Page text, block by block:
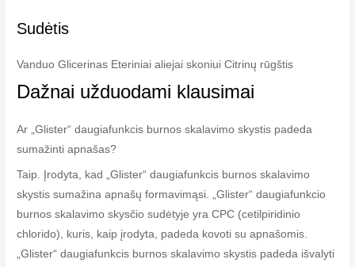
Sudėtis
Vanduo Glicerinas Eteriniai aliejai skoniui Citrinų rūgštis
Dažnai užduodami klausimai
Ar „Glister“ daugiafunkcis burnos skalavimo skystis padeda
sumažinti apnašas?
Taip. Įrodyta, kad „Glister“ daugiafunkcis burnos skalavimo
skystis sumažina apnašų formavimąsi. „Glister“ daugiafunkcio
burnos skalavimo skysčio sudėtyje yra CPC (cetilpiridinio
chlorido), kuris, kaip įrodyta, padeda kovoti su apnašomis.
„Glister“ daugiafunkcis burnos skalavimo skystis padeda išvalyti